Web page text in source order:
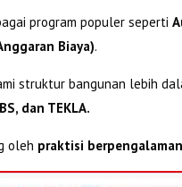
program populer seperti
Biaya).
struktur bangunan lebih
dan TEKLA.
oleh praktisi